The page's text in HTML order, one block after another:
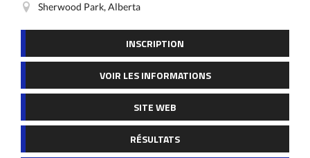
Sherwood Park, Alberta
INSCRIPTION
VOIR LES INFORMATIONS
SITE WEB
RÉSULTATS